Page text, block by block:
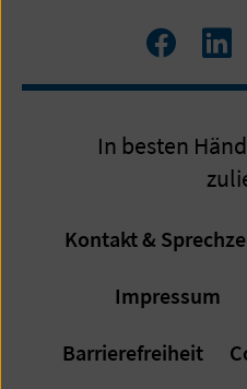
Zum
Zum
In besten
Kontakt &
Impressum
Barrierefreiheit